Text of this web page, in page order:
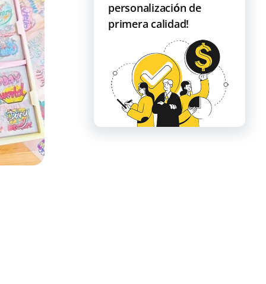
personalización de
primera calidad!